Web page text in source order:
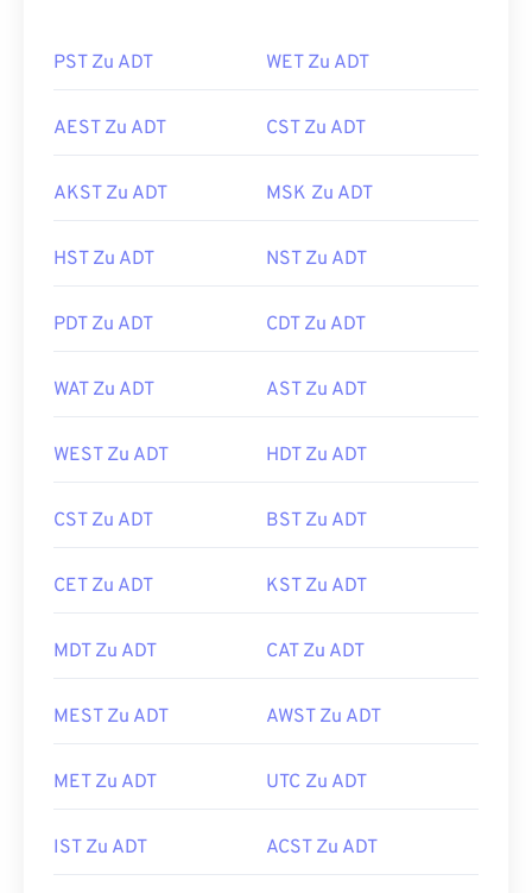
PST Zu ADT WET Zu ADT
AEST Zu ADT CST Zu ADT
AKST Zu ADT MSK Zu ADT
HST Zu ADT NST Zu ADT
PDT Zu ADT CDT Zu ADT
WAT Zu ADT AST Zu ADT
WEST Zu ADT HDT Zu ADT
CST Zu ADT BST Zu ADT
CET Zu ADT KST Zu ADT
MDT Zu ADT CAT Zu ADT
MEST Zu ADT AWST Zu ADT
MET Zu ADT UTC Zu ADT
IST Zu ADT ACST Zu ADT